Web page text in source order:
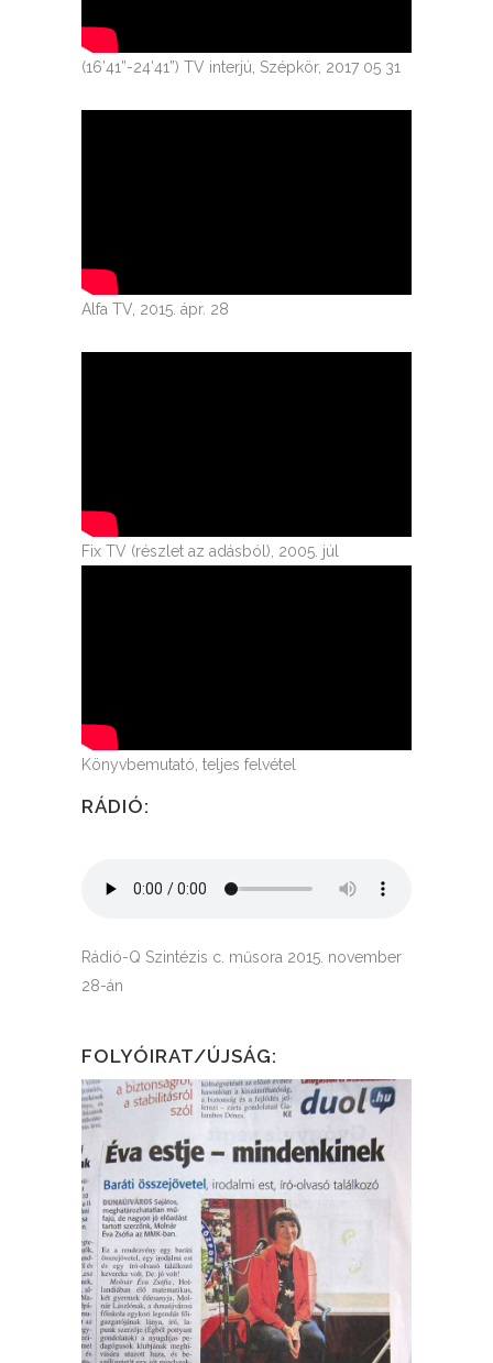
(16’41”-24’41”) TV interjú, Szépkör, 2017 05 31
Alfa TV, 2015. ápr. 28
Fix TV (részlet az adásból), 2005. júl
Könyvbemutató, teljes felvétel
RÁDIÓ:
Rádió-Q Szintézis c. műsora 2015. november
28-án
FOLYÓIRAT/ÚJSÁG: